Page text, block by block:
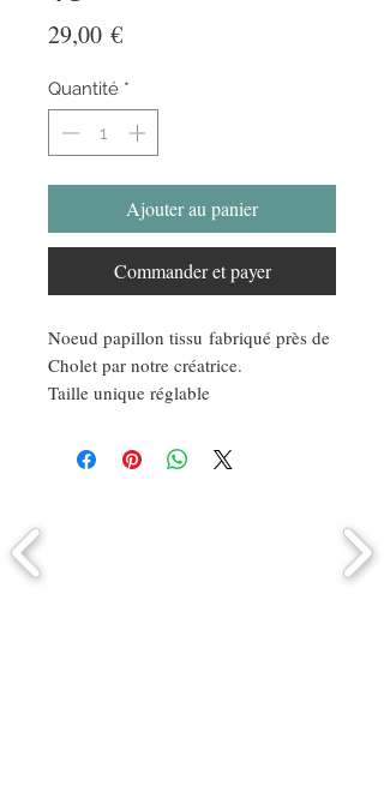
29,00 €Prix
Quantité *
Ajouter au panier
Commander et payer
Noeud papillon tissu fabriqué près de
Cholet par notre créatrice.
Taille unique réglable